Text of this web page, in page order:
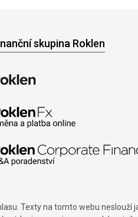
skupina Roklen
Texty na tomto webu neslouží